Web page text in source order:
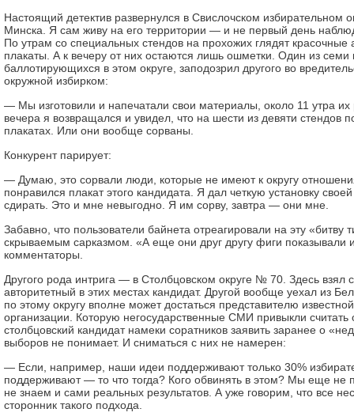
Настоящий детектив развернулся в Свислочском избирательном
Минска. Я сам живу на его территории — и не первый день
По утрам со специальных стендов на прохожих глядят красочные
плакаты. А к вечеру от них остаются лишь ошметки. Один из семи
баллотирующихся в этом округе, заподозрил другого во
окружной избирком:
— Мы изготовили и напечатали свои материалы, около 11 утра
вечера я возвращался и увидел, что на шести из девяти стендов
плакатах. Или они вообще сорваны.
Конкурент парирует:
— Думаю, это сорвали люди, которые не имеют к округу
понравился плакат этого кандидата. Я дал четкую установку
сдирать. Это и мне невыгодно. Я им сорву, завтра — они мне.
Забавно, что пользователи байнета отреагировали на эту «битву
скрываемым сарказмом. «А еще они друг другу фиги показывали
комментаторы.
Другого рода интрига — в Столбцовском округе № 70. Здесь взял
авторитетный в этих местах кандидат. Другой вообще уехал из
по этому округу вполне может достаться представителю
организации. Которую негосударственные СМИ привыкли
столбцовский кандидат намеки соратников заявить заранее о
выборов не понимает. И сниматься с них не намерен:
— Если, например, наши идеи поддерживают только 30%
поддерживают — то что тогда? Кого обвинять в этом? Мы еще
не знаем и сами реальных результатов. А уже говорим, что все
сторонник такого подхода.